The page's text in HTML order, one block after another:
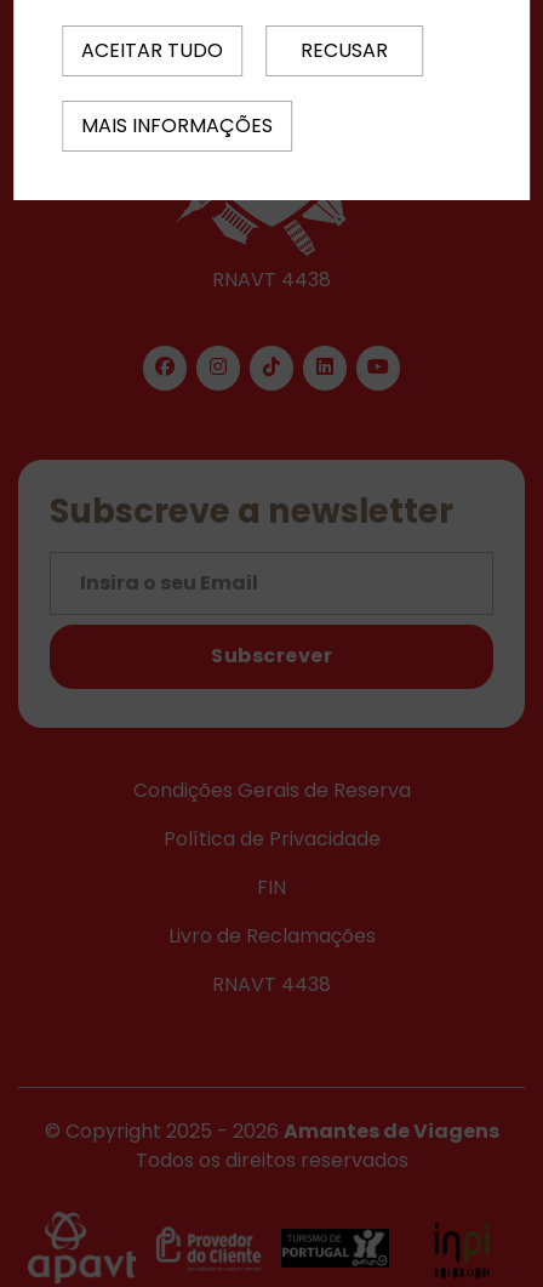
RNAVT 4438
Subscreve a newsletter
Subscrever
Condições Gerais de Reserva
Política de Privacidade
FIN
Livro de Reclamações
RNAVT 4438
© Copyright 2025 - 2026 Amantes de Viagens
Todos os direitos reservados
ACEITAR TUDO RECUSAR
MAIS INFORMAÇÕES